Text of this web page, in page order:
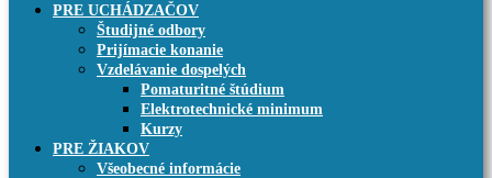
PRE UCHÁDZAČOV
Študijné odbory
Prijímacie konanie
Vzdelávanie dospelých
Pomaturitné štúdium
Elektrotechnické minimum
Kurzy
PRE ŽIAKOV
Všeobecné informácie